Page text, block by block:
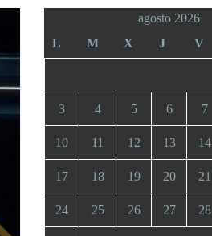
agosto 2026
L
M X J V
3 4 5 6 7
10 11 12 13 14
17 18 19 20 21
24 25 26 27 28